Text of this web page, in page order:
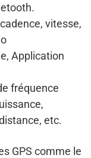
.
vitesse,
Application
fréquence
, etc.
GPS comme le